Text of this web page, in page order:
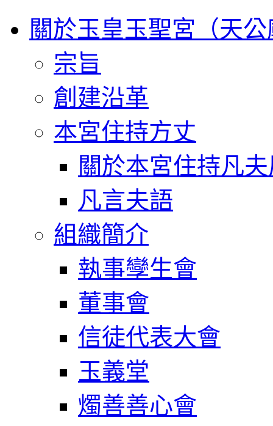
關於玉皇玉聖宮（天
宗旨
創建沿革
本宮住持方丈
關於本宮住持凡
凡言夫語
組織簡介
執事孿生會
董事會
信徒代表大會
玉義堂
燭善善心會